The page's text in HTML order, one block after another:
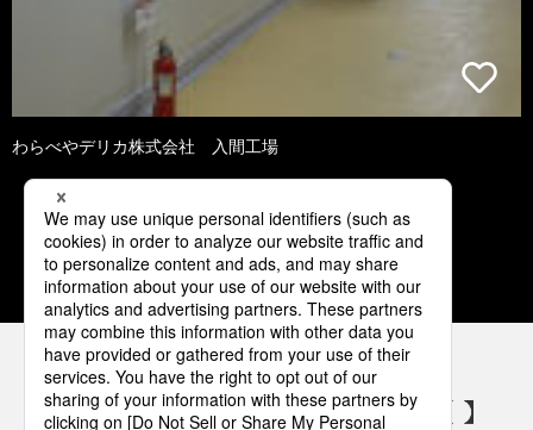
わらべやデリカ株式会社 入間工場
1 2 3 4 5
パナソニックの電気設備 SNSアカウント